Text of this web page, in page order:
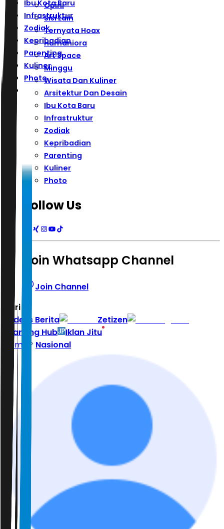
Ibu Kota Baru
Infrastruktur
Zodiak
Kepribadian
Parenting
Kuliner
Photo
Opini
Sisi Lain
Ternyata Hoax
Humaniora
Art Space
Minggu
Wisata Dan Kuliner
Arsitektur Dan Desain
Ibu Kota Baru
Infrastruktur
Zodiak
Kepribadian
Parenting
Kuliner
Photo
Follow Us
Join Whatsapp Channel
Join Channel
Hari ini
Indeks Berita
Zetizen
Learning Hub
Iklan Jitu
Home
Nasional